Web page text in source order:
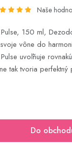
Naše
150 ml,
vône do
uvoľňuje
tak tvoria perfektný
Do